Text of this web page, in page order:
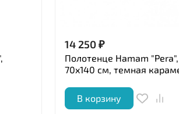
14 250₽
Полотенце Hamam "Pera",
70x140 см, темная
В корзину